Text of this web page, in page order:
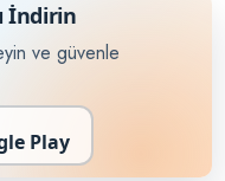
İndirin
ve güvenle
Play